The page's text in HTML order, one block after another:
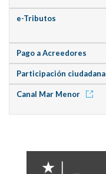
e-Tributos
Pago a Acreedores
Participación ciudadana
Canal Mar Menor